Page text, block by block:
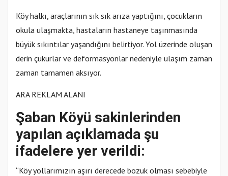
Köy halkı, araçlarının sık sık arıza yaptığını, çocukların
okula ulaşmakta, hastaların hastaneye taşınmasında
büyük sıkıntılar yaşandığını belirtiyor. Yol üzerinde oluşan
derin çukurlar ve deformasyonlar nedeniyle ulaşım zaman
zaman tamamen aksıyor.
ARA REKLAM ALANI
Şaban Köyü sakinlerinden
yapılan açıklamada şu
ifadelere yer verildi:
“Köy yollarımızın aşırı derecede bozuk olması sebebiyle